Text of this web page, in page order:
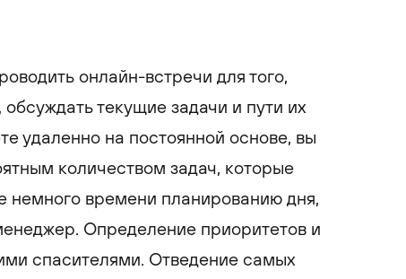
онлайн-встречи для того,
текущие задачи и пути их
удаленно на постоянной основе, вы
количеством задач, которые
немного времени планированию дня,
Определение приоритетов и
спасителями. Отведение самых